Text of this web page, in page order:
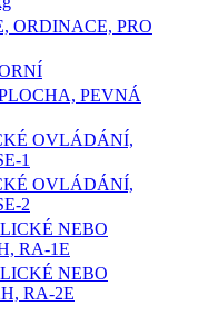
ORDINACE, PRO
PEVNÁ
OVLÁDÁNÍ,
1
OVLÁDÁNÍ,
2
NEBO
RA-1E
NEBO
RA-2E